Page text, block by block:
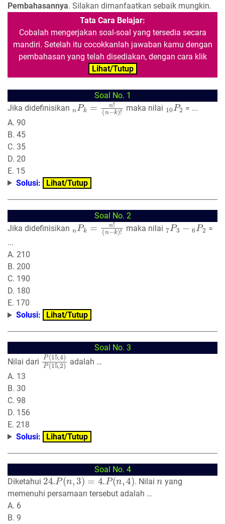
Pembahasannya. Silakan dimanfaatkan sebaik mungkin.
Tata Cara Belajar:
Cobalah mengerjakan soal-soal yang tersedia secara
mandiri. Setelah itu cocokkanlah jawaban kamu dengan
pembahasan yang telah disediakan, dengan cara klik
Lihat/Tutup
Soal No. 1
Jika didefinisikan
nPk=n!
(n−k)!
maka nilai
10P2
= ...
A. 90
B. 45
C. 35
D. 20
E. 15
Solusi:
Lihat/Tutup
Soal No. 2
Jika didefinisikan
nPk=n!
(n−k)!
maka nilai
7P3−6P2
=
...
A. 210
B. 200
C. 190
D. 180
E. 170
Solusi:
Lihat/Tutup
Soal No. 3
Nilai dari
P(15,4)P(15,2)
adalah …
A. 13
B. 30
C. 98
D. 156
E. 218
Solusi:
Lihat/Tutup
Soal No. 4
Diketahui
24.P(n,3)=4.P(n,4)
. Nilai
n
yang
memenuhi persamaan tersebut adalah …
A. 6
B. 9